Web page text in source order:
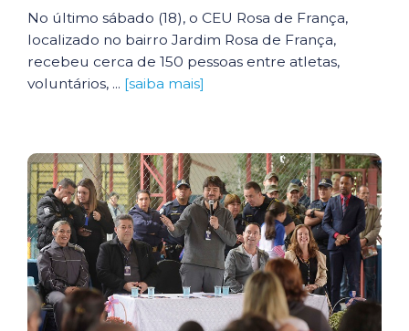
No último sábado (18), o CEU Rosa de França,
localizado no bairro Jardim Rosa de França,
recebeu cerca de 150 pessoas entre atletas,
voluntários, ... [saiba mais]